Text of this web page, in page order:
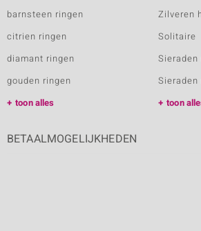
barnsteen ringen
citrien ringen
diamant ringen
gouden ringen
toon alles
Zilveren
Solitaire
toon
BETAALMOGELIJKHEDEN